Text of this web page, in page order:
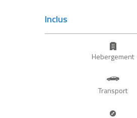
Inclus
Hebergement
Transport